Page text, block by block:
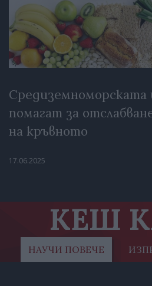
помагат за
на кръвното
17.06.2025
КЕШ
НАУЧИ ПОВЕЧЕ